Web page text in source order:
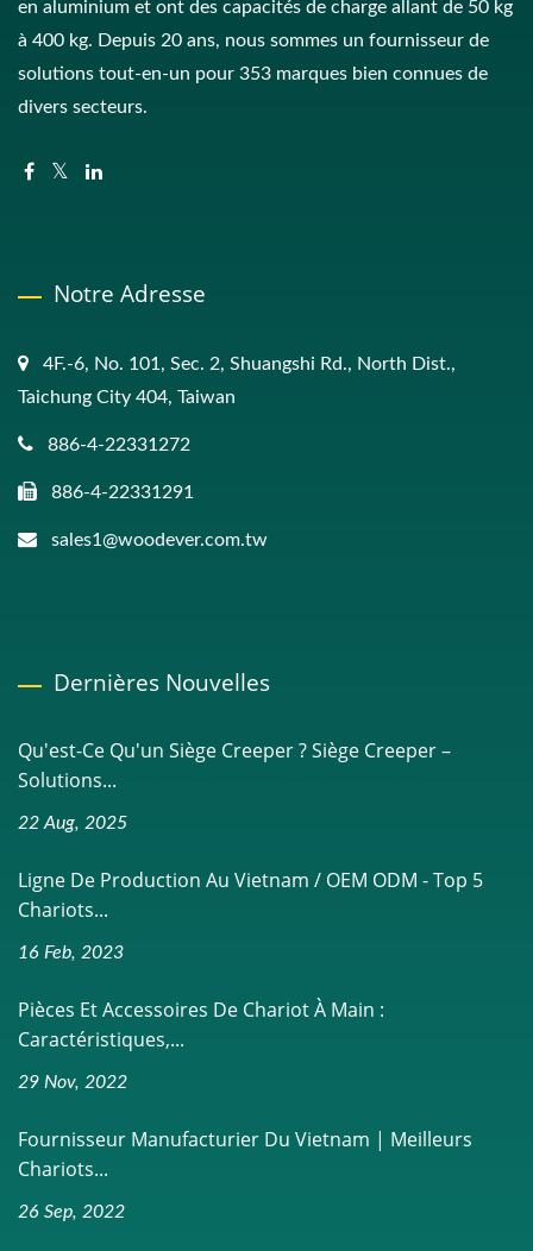
en aluminium et ont des capacités de charge allant de 50 kg
à 400 kg. Depuis 20 ans, nous sommes un fournisseur de
solutions tout-en-un pour 353 marques bien connues de
divers secteurs.
Notre Adresse
4F.-6, No. 101, Sec. 2, Shuangshi Rd., North Dist.,
Taichung City 404, Taiwan
886-4-22331272
886-4-22331291
sales1@woodever.com.tw
Dernières Nouvelles
Qu'est-Ce Qu'un Siège Creeper ? Siège Creeper –
Solutions...
22 Aug, 2025
Ligne De Production Au Vietnam / OEM ODM - Top 5
Chariots...
16 Feb, 2023
Pièces Et Accessoires De Chariot À Main :
Caractéristiques,...
29 Nov, 2022
Fournisseur Manufacturier Du Vietnam | Meilleurs
Chariots...
26 Sep, 2022